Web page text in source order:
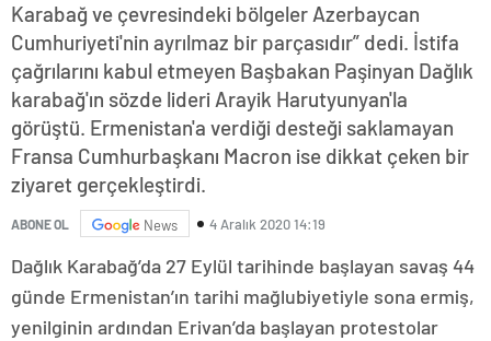
Karabağ ve çevresindeki bölgeler Azerbaycan
Cumhuriyeti'nin ayrılmaz bir parçasıdır” dedi. İstifa
çağrılarını kabul etmeyen Başbakan Paşinyan Dağlık
karabağ'ın sözde lideri Arayik Harutyunyan'la
görüştü. Ermenistan'a verdiği desteği saklamayan
Fransa Cumhurbaşkanı Macron ise dikkat çeken bir
ziyaret gerçekleştirdi.
ABONE OL News 4 Aralık 2020 14:19
Dağlık Karabağ’da 27 Eylül tarihinde başlayan savaş 44
günde Ermenistan’ın tarihi mağlubiyetiyle sona ermiş,
yenilginin ardından Erivan’da başlayan protestolar